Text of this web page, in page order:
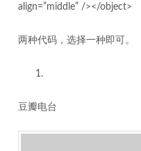
align=”middle” /></object>
两种代码，选择一种即可。
豆瓣电台